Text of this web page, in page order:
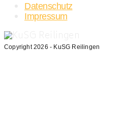
Datenschutz
Impressum
Copyright 2026 - KuSG Reilingen